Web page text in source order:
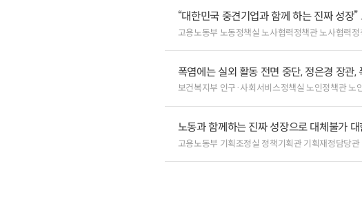
“대한민국 중견기업과 함께 하는 진짜 성장
고용노동부 노동정책실 노사협력정책관 노사협력정
폭염에는 실외 활동 전면 중단, 정은경 장관
보건복지부 인구·사회서비스정책실 노인정책관 노
노동과 함께하는 진짜 성장으로 대체불가
고용노동부 기획조정실 정책기획관 기획재정담당관